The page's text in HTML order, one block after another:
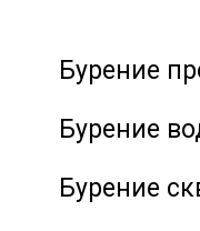
Бурение
Бурение
Бурение